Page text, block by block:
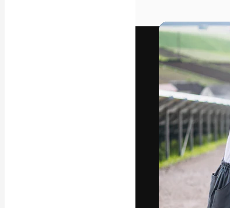
Videos
Filmmaterial
Motion Graphics
Videovorlagen
Icons
3D-Modelle
Schriftarten
Die
Arbeit